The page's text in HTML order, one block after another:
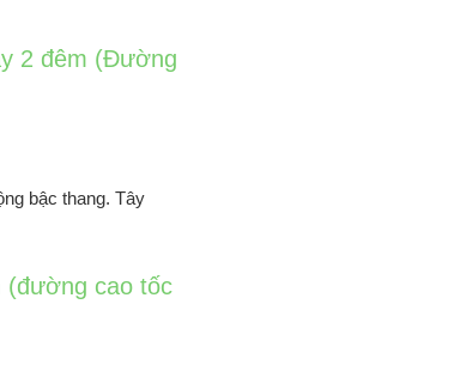
2 đêm (Đường
bậc thang. Tây
(đường cao tốc